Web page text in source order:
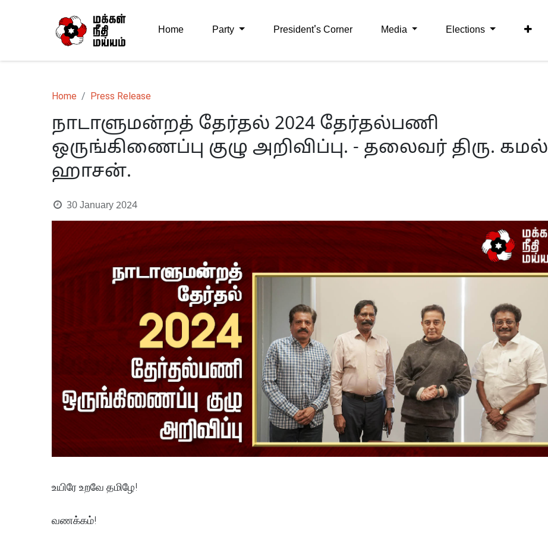
Home Party President's Corner Media Elections
Home Press Release
நாடாளுமன்றத் தேர்தல் 2024 தேர்தல்பணி
ஒருங்கிணைப்பு குழு அறிவிப்பு. - தலைவர் திரு. கமல்
ஹாசன்.
30 January 2024
உயிரே உறவே தமிழே!
வணக்கம்!